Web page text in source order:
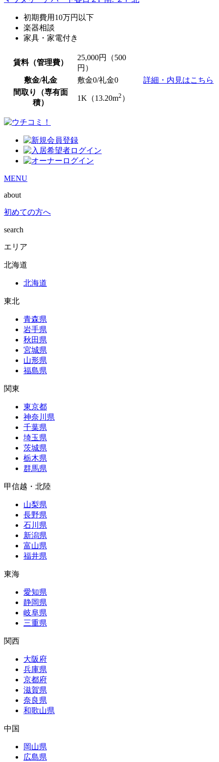
初期費用10万円以下
楽器相談
家具・家電付き
賃料（管理費）
25,000円（500
円）
詳細・内見はこちら
敷金/礼金 敷金0/礼金0
間取り（専有面
積）
1K（13.20m2 ）
MENU
about
初めての方へ
search
エリア
北海道
北海道
東北
青森県
岩手県
秋田県
宮城県
山形県
福島県
関東
東京都
神奈川県
千葉県
埼玉県
茨城県
栃木県
群馬県
甲信越・北陸
山梨県
長野県
石川県
新潟県
富山県
福井県
東海
愛知県
静岡県
岐阜県
三重県
関西
大阪府
兵庫県
京都府
滋賀県
奈良県
和歌山県
中国
岡山県
広島県